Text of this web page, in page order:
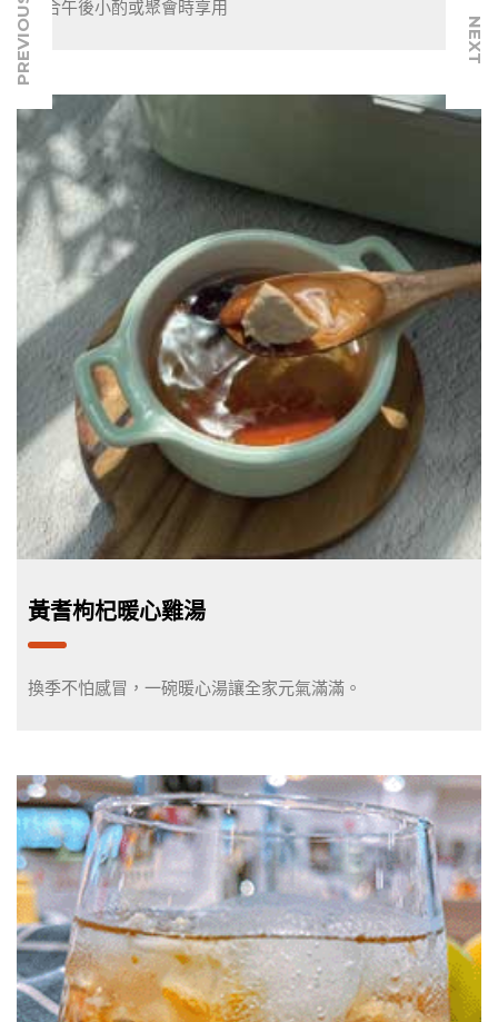
適合午後小酌或聚會時享用
黃耆枸杞暖心雞湯
換季不怕感冒，一碗暖心湯讓全家元氣滿滿。
PREVIOUS NEXT